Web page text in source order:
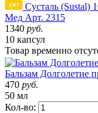
Сусталь (Sustal)
Мед Арт. 2315
1340 руб.
10 капсул
Товар временно
Бальзам Долголетие
470 руб.
50 мл
Кол-во: